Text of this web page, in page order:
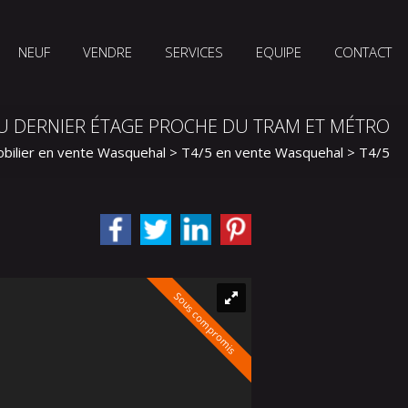
NEUF VENDRE SERVICES EQUIPE CONTACT
DERNIER ÉTAGE PROCHE DU TRAM ET MÉTRO
en vente Wasquehal > T4/5 en vente Wasquehal > T4/5
Sous compromis